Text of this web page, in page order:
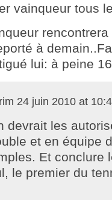
vainqueur tous
à
lui: à peine
24 juin 2010 at
devrait les
et en équipe
Et conclure
le premier du